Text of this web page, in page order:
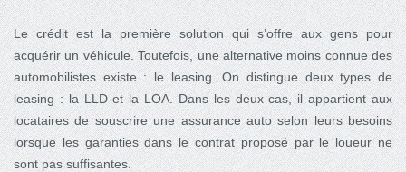
Le crédit est la première solution qui s’offre aux gens pour
acquérir un véhicule. Toutefois, une alternative moins connue des
automobilistes existe : le leasing. On distingue deux types de
leasing : la LLD et la LOA. Dans les deux cas, il appartient aux
locataires de souscrire une assurance auto selon leurs besoins
lorsque les garanties dans le contrat proposé par le loueur ne
sont pas suffisantes.